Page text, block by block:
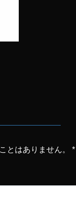
とはありません。 *